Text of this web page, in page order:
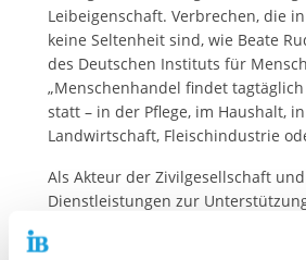
Leibeigenschaft. Verbrechen, die
keine Seltenheit sind, wie Beate
des Deutschen Instituts für
„Menschenhandel findet
statt – in der Pflege, im Haushalt,
Landwirtschaft, Fleischindustrie
Als Akteur der Zivilgesellschaft
Dienstleistungen zur
Internationale Bund sich deshalb